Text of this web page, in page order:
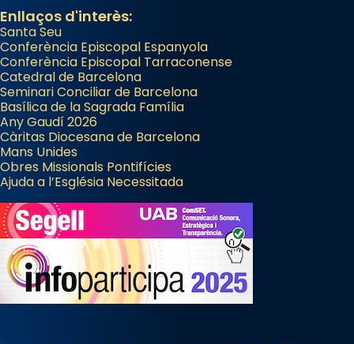
Enllaços d'interès:
Santa Seu
Conferència Episcopal Espanyola
Conferència Episcopal Tarraconense
Catedral de Barcelona
Seminari Conciliar de Barcelona
Basílica de la Sagrada Família
Any Gaudí 2026
Càritas Diocesana de Barcelona
Mans Unides
Obres Missionals Pontifícies
Ajuda a l’Església Necessitada